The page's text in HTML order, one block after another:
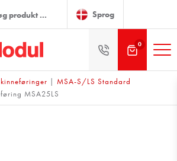
Sprog
0
|MSA-S/LS Standard
MSA25LS